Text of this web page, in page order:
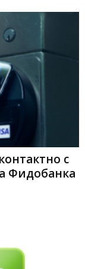
с
Фидобанка